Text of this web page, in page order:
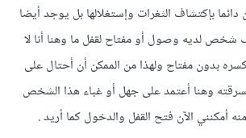
دائما بإكتشاف الثغرات وإستغلالها بل يوجد أيضا
شخص لديه وصول أو مفتاح لقفل ما وهنا أنا لا
بدون مفتاح ولهذا من الممكن أن أحتال على
وهنا أعتمد على جهل أو غباء هذا الشخص
أمكنني الآن فتح القفل والدخول كما أريد .